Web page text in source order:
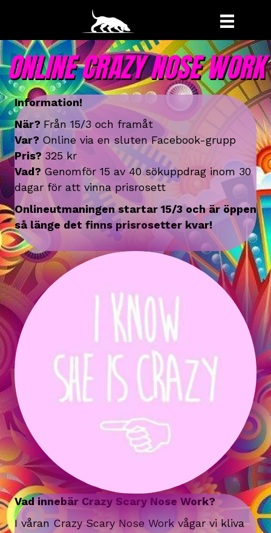
ONLINE CRAZY NOSE WORK
Information!
När? Från 15/3 och framåt
Var? Online via en sluten Facebook-grupp
Pris? 325 kr
Vad? Genomför 15 av 40 sökuppdrag inom 30
dagar för att vinna prisrosett
Onlineutmaningen startar 15/3 och är öppen
så länge det finns prisrosetter kvar!
Vad innebär Crazy Scary Nose Work?
I våran Crazy Scary Nose Work vågar vi kliva